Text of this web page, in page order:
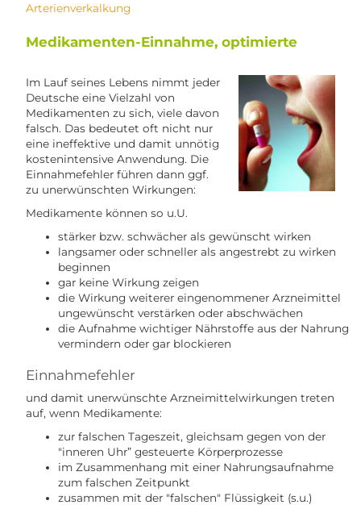
Arterienverkalkung
Medikamenten-Einnahme, optimierte
Im Lauf seines Lebens nimmt jeder
Deutsche eine Vielzahl von
Medikamenten zu sich, viele davon
falsch. Das bedeutet oft nicht nur
eine ineffektive und damit unnötig
kostenintensive Anwendung. Die
Einnahmefehler führen dann ggf.
zu unerwünschten Wirkungen:
Medikamente können so u.U.
stärker bzw. schwächer als gewünscht wirken
langsamer oder schneller als angestrebt zu wirken
beginnen
gar keine Wirkung zeigen
die Wirkung weiterer eingenommener Arzneimittel
ungewünscht verstärken oder abschwächen
die Aufnahme wichtiger Nährstoffe aus der Nahrung
vermindern oder gar blockieren
Einnahmefehler
und damit unerwünschte Arzneimittelwirkungen treten
auf, wenn Medikamente:
zur falschen Tageszeit, gleichsam gegen von der
"inneren Uhr” gesteuerte Körperprozesse
im Zusammenhang mit einer Nahrungsaufnahme
zum falschen Zeitpunkt
zusammen mit der "falschen" Flüssigkeit (s.u.)